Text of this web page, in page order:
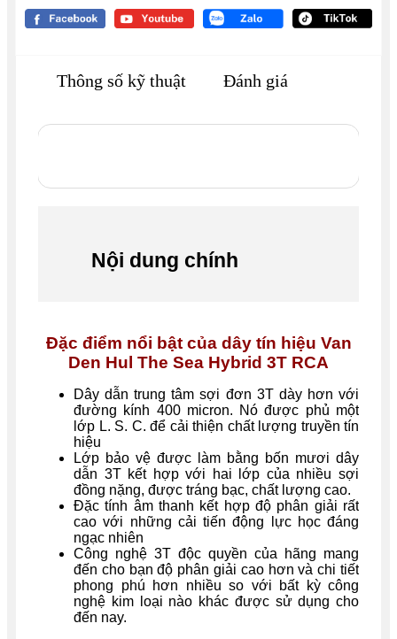
Thông số kỹ thuật Đánh giá
Nội dung chính
Đặc điểm nổi bật của dây tín hiệu Van
Den Hul The Sea Hybrid 3T RCA
Dây dẫn trung tâm sợi đơn 3T dày hơn với
đường kính 400 micron. Nó được phủ một
lớp L. S. C. để cải thiện chất lượng truyền tín
hiệu
Lớp bảo vệ được làm bằng bốn mươi dây
dẫn 3T kết hợp với hai lớp của nhiều sợi
đồng nặng, được tráng bạc, chất lượng cao.
Đặc tính âm thanh kết hợp độ phân giải rất
cao với những cải tiến động lực học đáng
ngạc nhiên
Công nghệ 3T độc quyền của hãng mang
đến cho bạn độ phân giải cao hơn và chi tiết
phong phú hơn nhiều so với bất kỳ công
nghệ kim loại nào khác được sử dụng cho
đến nay.